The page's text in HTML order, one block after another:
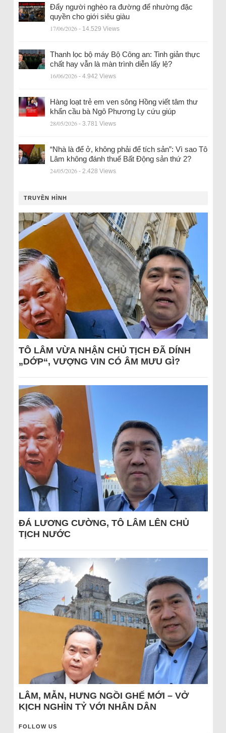
Đẩy người nghèo ra đường để nhường đặc
quyền cho giới siêu giàu
17/06/2026 - 14.529 Views
Thanh lọc bộ máy Bộ Công an: Tinh giản thực
chất hay vẫn là màn trình diễn lấy lệ?
16/06/2026 - 4.942 Views
Hàng loạt trẻ em ven sông Hồng viết tâm thư
khẩn cầu bà Ngô Phương Ly cứu giúp
28/05/2026 - 3.781 Views
“Nhà là để ở, không phải để tích sản”: Vì sao Tô
Lâm không đánh thuế Bất Động sản thứ 2?
24/05/2026 - 2.428 Views
TRUYỀN HÌNH
TÔ LÂM VỪA NHẬN CHỦ TỊCH ĐÃ DÍNH
„DỚP“, VƯỢNG VIN CÓ ÂM MƯU GÌ?
ĐÁ LƯƠNG CƯỜNG, TÔ LÂM LÊN CHỦ
TỊCH NƯỚC
LÂM, MẪN, HƯNG NGỒI GHẾ MỚI – VỞ
KỊCH NGHÌN TỶ VỚI NHÂN DÂN
FOLLOW US